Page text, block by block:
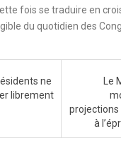
fois se traduire en
du quotidien des
ne
librement
Le
projections
à